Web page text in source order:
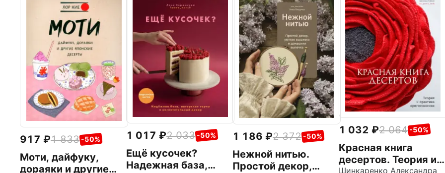
917 1 833 -50%
Моти, дайфуку,
дораяки и другие
1 017 2 033 -50%
Ещё кусочек?
Надежная база,
1 186 2 372 -50%
Нежной нитью.
Простой декор,
1 032 2 064 -50%
Красная книга
десертов. Теория и
Шинкаренко Александра